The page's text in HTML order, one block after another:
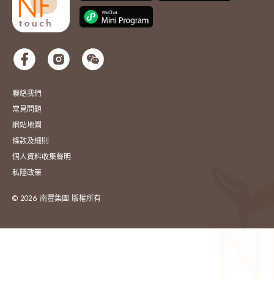
聯絡我們
常見問題
網站地圖
條款及細則
個人資料收集聲明
私隱政策
© 2026 南豐集團 版權所有